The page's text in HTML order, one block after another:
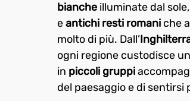
bianche illuminate dal sole,
e antichi resti romani che
molto di più. Dall’
ogni regione custodisce
in piccoli gruppi
del paesaggio e di sentirsi